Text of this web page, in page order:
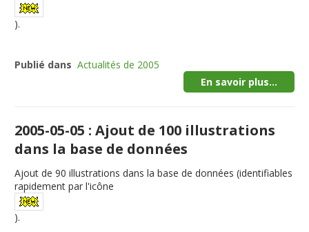
).
Publié dans Actualités de 2005
En savoir plus...
2005-05-05 : Ajout de 100 illustrations
dans la base de données
Ajout de90 illustrations dans la base de données (identifiables
rapidement par l'icône
).